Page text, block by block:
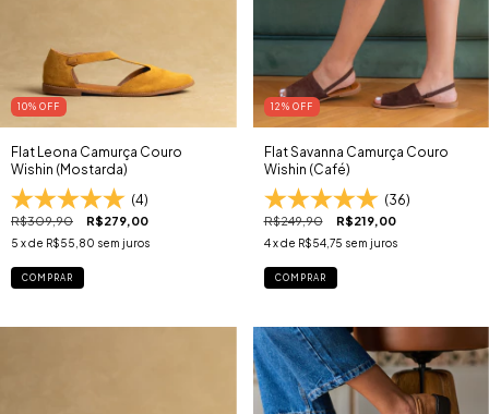
10% OFF
Flat Leona Camurça Couro
Wishin (Mostarda)
(4)
R$309,90 R$279,00
5 x de R$55,80 sem juros
COMPRAR
12 % OFF
Flat Savanna Camurça Couro
Wishin (Café)
(36)
R$249,90 R$219,00
4 x de R$54,75 sem juros
COMPRAR